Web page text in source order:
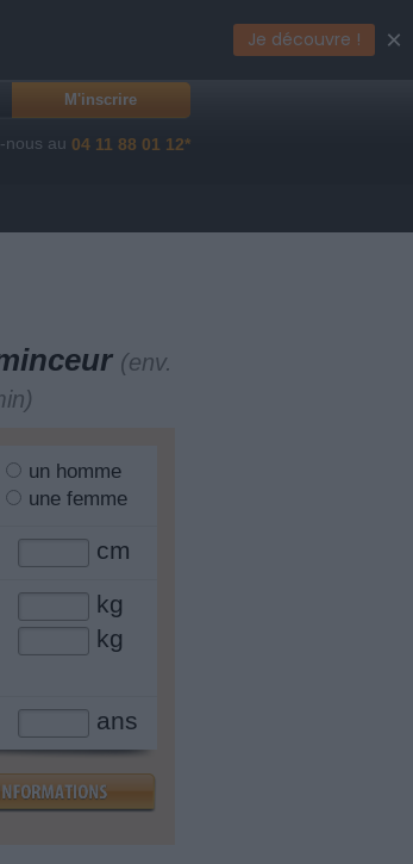
M'inscrire
nous au 04 11 88 01 12*
(env.
un homme
une femme
cm
kg
kg
ans
Je découvre ! ×